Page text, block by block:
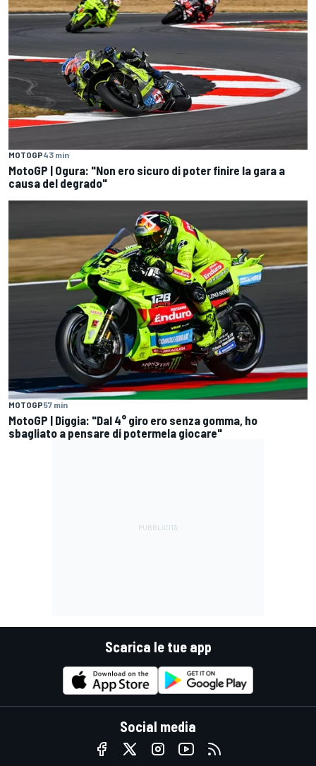
MOTOGP43 min
MotoGP | Ogura: "Non ero sicuro di poter finire la gara a
causa del degrado"
MOTOGP57 min
MotoGP | Diggia: "Dal 4° giro ero senza gomma, ho
sbagliato a pensare di potermela giocare"
Scarica le tue app
Social media